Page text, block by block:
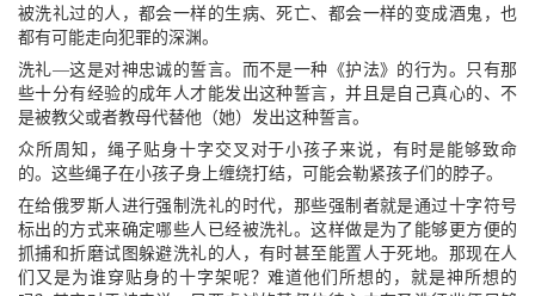
被洗礼过的人，都会一样的生病、死亡、都会一样的变成酒鬼，也
都有可能走向犯罪的深渊。
洗礼—这是对神忠诚的誓言。而不是一种《护法》的行为。只有那
些十分有经验的成年人才能发出这种誓言，并且是自己真心的、不
是被教父或者教母代替他（她）发出这种誓言。
众所周知，绳子贴身十字交叉对于小孩子来说，有时是能够致命
的。这些绳子在小孩子身上缠绕打结，可能会勒紧孩子们的脖子。
在给俄罗斯人进行强制洗礼的时代，那些强制者就是通过十字符号
标出的方式来确定哪些人已经被洗礼。这样做是为了能够更方便的
抓捕和折磨试图躲避洗礼的人，有时甚至能置人于死地。那现在人
们又是为谁穿贴身的十字架呢？难道他们所想的，就是神所想的